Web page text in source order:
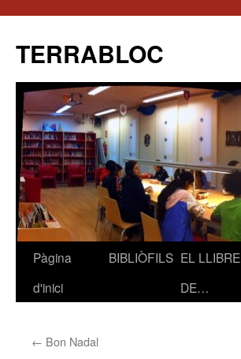
TERRABLOC
Vés
Pàgina
d'inici
BIBLIÒFILS EL LLIBRE
DE…
← Bon Nadal